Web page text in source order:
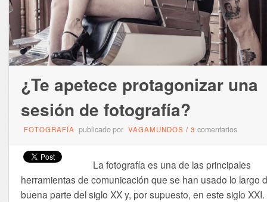
¿Te apetece protagonizar una
sesión de fotografía?
FOTOGRAFÍA publicado por VAGAMUNDOS / 3 comentarios
La fotografía es una de las principales
herramientas de comunicación que se han usado lo largo
buena parte del siglo XX y, por supuesto, en este siglo XXI.